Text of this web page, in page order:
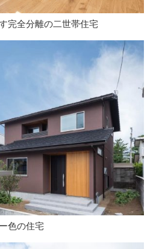
完全分離の二世帯住宅
色の住宅